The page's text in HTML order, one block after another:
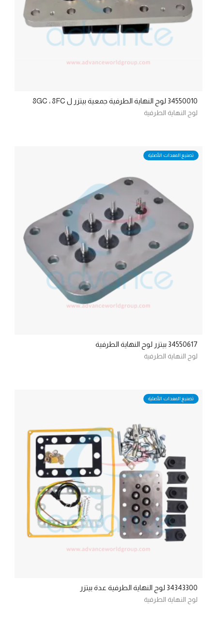
34550010 لوح النهاية الطرفية جمعية بيتزر ل 8GC ، 8FC
لوح النهاية الطرفية
تصنيع المعدات الأصلية
34550617 بيتزر لوح النهاية الطرفية
لوح النهاية الطرفية
تصنيع المعدات الأصلية
34343300 لوح النهاية الطرفية عدة بيتزر
لوح النهاية الطرفية